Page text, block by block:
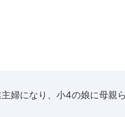
婦になり、小4の娘に母親